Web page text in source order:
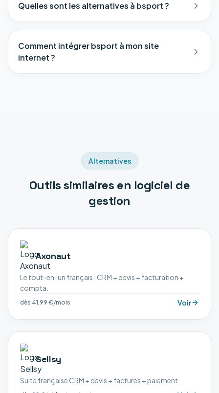
Quelles sont les alternatives à bsport ?
Comment intégrer bsport à mon site
internet ?
Alternatives
Outils similaires en logiciel de
gestion
Axonaut
Le tout-en-un français : CRM + devis + facturation +
compta.
dès 41,99 €/mois Voir
Sellsy
Suite française CRM + devis + factures + paiement.